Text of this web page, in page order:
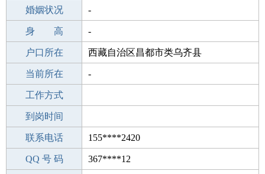
出生年月 1982-06-05
婚姻状况 -
学 历 中学
身 高 -
毕业学校 中学
户口所在 西藏自治区昌都市类乌齐县
所学专业 -
当前所在 -
工作经验
工作方式
驾 照
到岗时间
期望月薪
联系电话 155****2420
手机号码 155****2420
QQ 号 码 367****12